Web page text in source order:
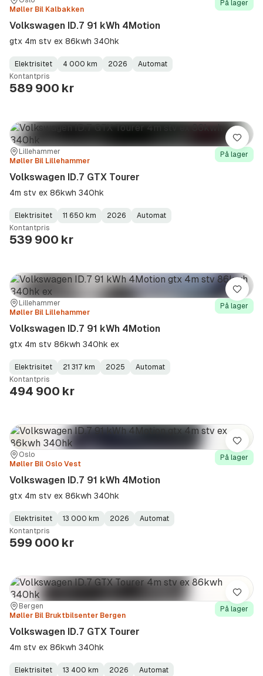
Møller Bil Kalbakken
På lager
Volkswagen ID.7 91 kWh 4Motion
gtx 4m stv ex 86kwh 340hk
Fuel
Type:
Elektrisitet
Kilometerstand:
4 000 km
Model
Year:
2026
Gearbox
Type:
Automat
Kontantpris
589 900 kr
Sted:Lillehammer
Forhandler:
Møller Bil Lillehammer
På lager
Volkswagen ID.7 GTX Tourer
4m stv ex 86kwh 340hk
Fuel
Type:
Elektrisitet
Kilometerstand:
11 650 km
Model
Year:
2026
Gearbox
Type:
Automat
Kontantpris
539 900 kr
Lagre
Sted:Lillehammer
Forhandler:
Møller Bil Lillehammer
På lager
Volkswagen ID.7 91 kWh 4Motion
gtx 4m stv 86kwh 340hk ex
Fuel
Type:
Elektrisitet
Kilometerstand:
21 317 km
Model
Year:
2025
Gearbox
Type:
Automat
Kontantpris
494 900 kr
Lagre
Sted:
Oslo
Forhandler:
Møller Bil Oslo Vest
På lager
Volkswagen ID.7 91 kWh 4Motion
gtx 4m stv ex 86kwh 340hk
Fuel
Type:
Elektrisitet
Kilometerstand:
13 000 km
Model
Year:
2026
Gearbox
Type:
Automat
Kontantpris
599 000 kr
Lagre
Sted:Bergen
Forhandler:
Møller Bil Bruktbilsenter Bergen
På lager
Volkswagen ID.7 GTX Tourer
4m stv ex 86kwh 340hk
Elektrisitet 13 400 km 2026
Automat
Lagre